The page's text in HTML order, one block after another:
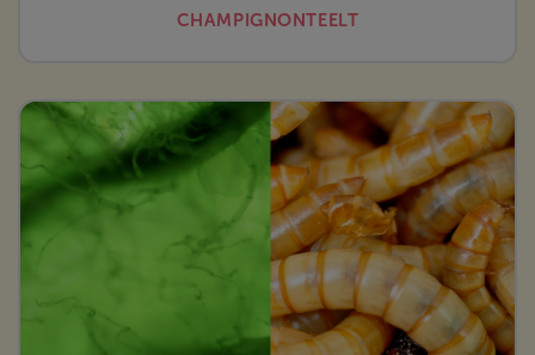
CHAMPIGNONTEELT